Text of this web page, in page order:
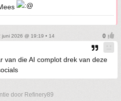
juni 2026 @ 19:19 • 14
van die AI complot drek van deze
door Refinery89